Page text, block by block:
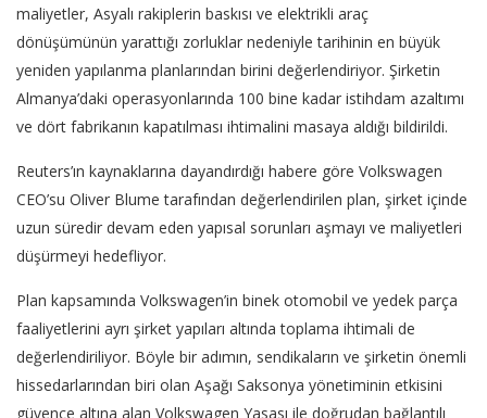
maliyetler, Asyalı rakiplerin baskısı ve elektrikli araç
dönüşümünün yarattığı zorluklar nedeniyle tarihinin en büyük
yeniden yapılanma planlarından birini değerlendiriyor. Şirketin
Almanya’daki operasyonlarında 100 bine kadar istihdam azaltımı
ve dört fabrikanın kapatılması ihtimalini masaya aldığı bildirildi.
Reuters’ın kaynaklarına dayandırdığı habere göre Volkswagen
CEO’su Oliver Blume tarafından değerlendirilen plan, şirket içinde
uzun süredir devam eden yapısal sorunları aşmayı ve maliyetleri
düşürmeyi hedefliyor.
Plan kapsamında Volkswagen’in binek otomobil ve yedek parça
faaliyetlerini ayrı şirket yapıları altında toplama ihtimali de
değerlendiriliyor. Böyle bir adımın, sendikaların ve şirketin önemli
hissedarlarından biri olan Aşağı Saksonya yönetiminin etkisini
güvence altına alan Volkswagen Yasası ile doğrudan bağlantılı